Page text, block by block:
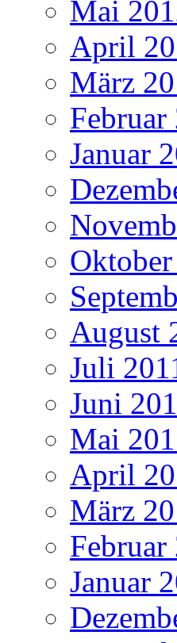
Mai
April
März
Februar
Januar
August
Juli
Juni
Mai
April
März
Februar
Januar